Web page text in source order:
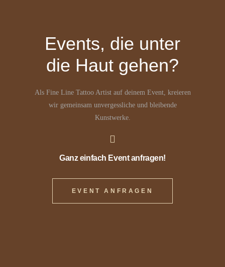
Events, die unter
die Haut gehen?
Als Fine Line Tattoo Artist auf deinem Event, kreieren
wir gemeinsam unvergessliche und bleibende
Kunstwerke.
Ganz einfach Event anfragen!
EVENT ANFRAGEN